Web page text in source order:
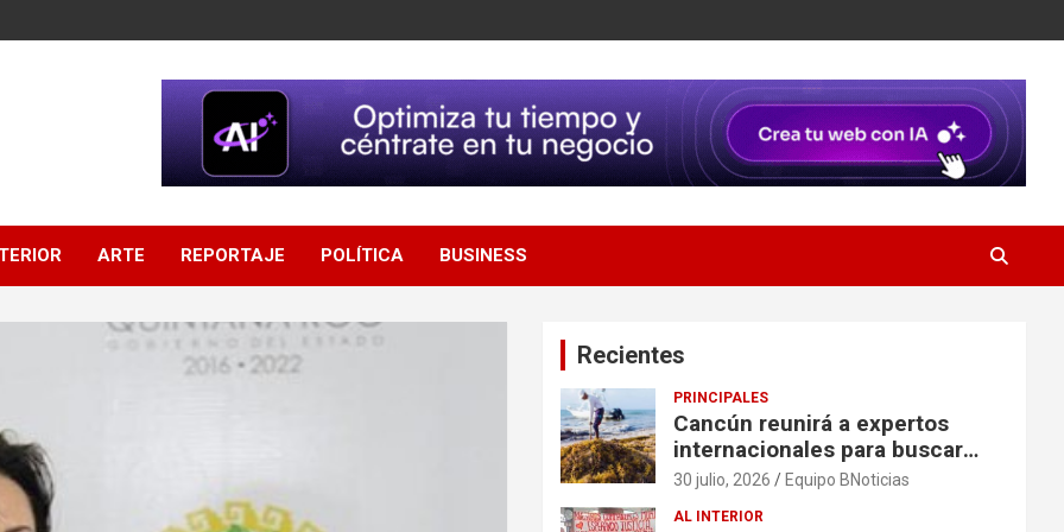
ARTE REPORTAJE POLÍTICA BUSINESS
Recientes
PRINCIPALES
Cancún reunirá a expertos
internacionales para buscar
soluciones al problema del
30 julio, 2026 Equipo BNoticias
AL INTERIOR